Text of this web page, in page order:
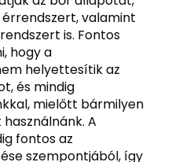
valamint
is. Fontos
hogy a
helyettesítik az
és mindig
mielőtt bármilyen
A
fontos az
szempontjából, így